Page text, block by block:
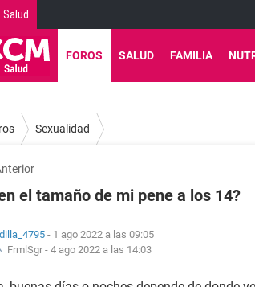
Salud
FOROS SALUD FAMILIA
Sexualidad
el tamaño de mi pene a los 14?
- 1 ago 2022 a las 09:05
FrmlSgr - 4 ago 2022 a las 14:03